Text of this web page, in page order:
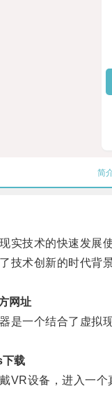
简
技术的快速发展使
术创新的时代背景
网址
一个结合了虚拟现
下载
设备，进入一个